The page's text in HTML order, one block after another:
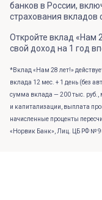
банков в России,
страхования вкладов
Откройте вклад «Нам
свой доход на 1 год
*Вклад «Нам 28 лет!»
вклада 12 мес. + 1 день (без
сумма вклада — 200 тыс. руб.,
и капитализации, выплата
начисленные проценты
«Норвик Банк», Лиц. ЦБ РФ №